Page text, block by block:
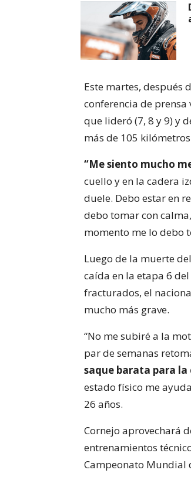
Este martes, después
conferencia de
que lideró (7, 8 y 9) y
más de 105
“Me siento mucho
cuello y en la cadera
duele. Debo estar en
debo tomar con
momento me lo debo
Luego de la muerte
caída en la etapa 6
fracturados, el
mucho más grave.
“No me subiré a la
par de semanas
saque barata para la
estado físico me
26 años.
Cornejo aprovechará
entrenamientos
Campeonato Mundial